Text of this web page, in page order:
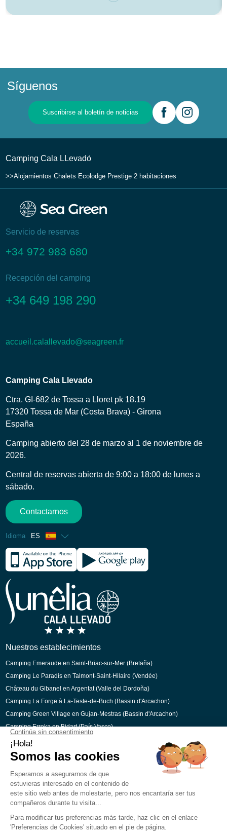
Síguenos
Suscribirse al boletín de noticias
Camping Cala LLevadо́
Alojamientos Chalets Ecolodge Prestige 2 habitaciones
Servicio de reservas
+34 972 983 680
Recepción del camping
+34 649 198 290
accueil.calallevado@seagreen.fr
Camping Cala Llevado
Ctra. GI-682 de Tossa a Lloret pk 18.19
17320 Tossa de Mar (Costa Brava) - Girona
España
Camping abierto del 28 de marzo al 1 de noviembre de
2026.
Central de reservas abierta de 9:00 a 18:00 de lunes a
sábado.
Contactarnos
Idioma ES
Francés
Inglés
Italiano
Holandés
Nuestros establecimientos
Camping Emeraude en Saint-Briac-sur-Mer (Bretaña)
Camping Le Paradis en Talmont-Saint-Hilaire (Vendée)
Château du Gibanel en Argentat (Valle del Dordoña)
Camping La Forge à La-Teste-de-Buch (Bassin d'Arcachon)
Camping Green Village en Gujan-Mestras (Bassin d'Arcachon)
Camping Erreka en Bidart (País Vasco)
Pago seguro
Preferencias de cookies